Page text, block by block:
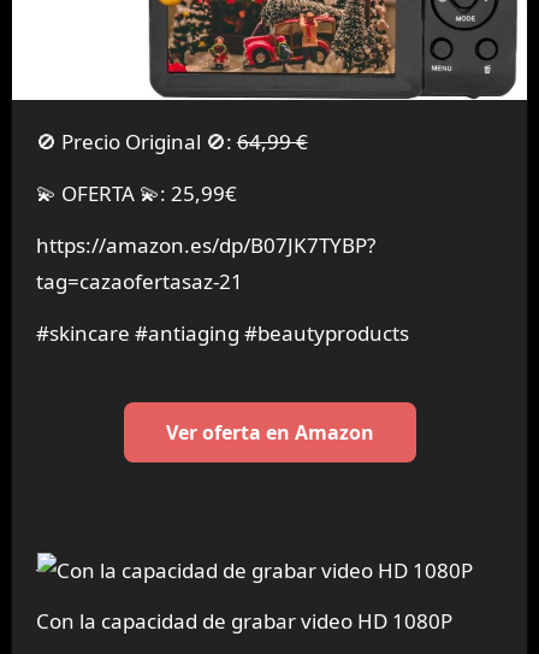
🚫 Precio Original 🚫:64,99 €
💫 OFERTA 💫: 25,99€
https://amazon.es/dp/B07JK7TYBP?
tag=cazaofertasaz-21
#skincare #antiaging #beautyproducts
Ver oferta en Amazon
Con la capacidad de grabar video HD 1080P